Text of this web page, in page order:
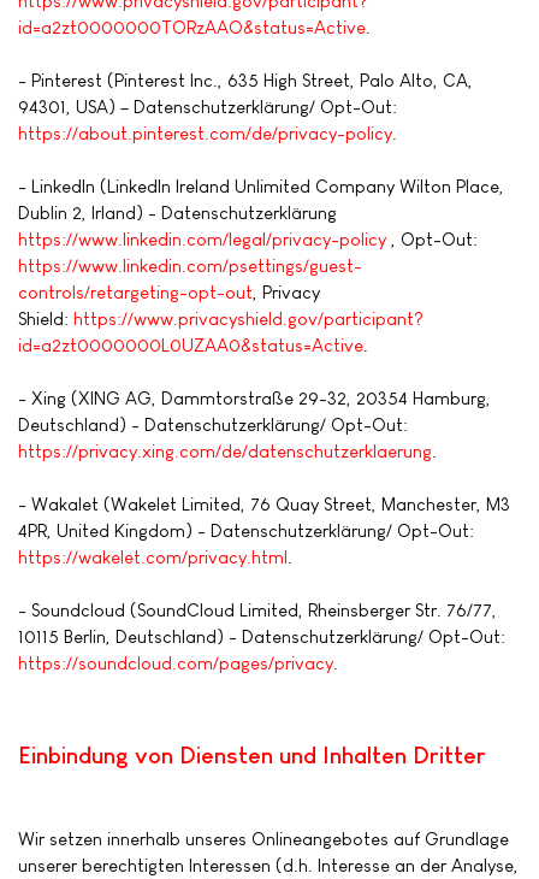
id=a2zt0000000TORzAAO&status=Active
- Pinterest (Pinterest Inc., 635 High Street, Palo Alto, CA,
94301, USA) – Datenschutzerklärung/ Opt-Out:
https://about.pinterest.com/de/privacy-policy
- LinkedIn (LinkedIn Ireland Unlimited Company Wilton Place,
Dublin 2, Irland) - Datenschutzerklärung
https://www.linkedin.com/legal/privacy-policy , Opt-Out:
https://www.linkedin.com/psettings/guest-
controls/retargeting-opt-out , Privacy
Shield: https://www.privacyshield.gov/participant?
id=a2zt0000000L0UZAA0&status=Active
- Xing (XING AG, Dammtorstraße 29-32, 20354 Hamburg,
Deutschland) - Datenschutzerklärung/ Opt-Out:
https://privacy.xing.com/de/datenschutzerklaerung
- Wakalet (Wakelet Limited, 76 Quay Street, Manchester, M3
4PR, United Kingdom) - Datenschutzerklärung/ Opt-Out:
https://wakelet.com/privacy.html
- Soundcloud (SoundCloud Limited, Rheinsberger Str. 76/77,
10115 Berlin, Deutschland) - Datenschutzerklärung/ Opt-Out:
https://soundcloud.com/pages/privacy
Einbindung von Diensten und Inhalten Dritter
Wir setzen innerhalb unseres Onlineangebotes auf Grundlage
unserer berechtigten Interessen (d.h. Interesse an der Analyse,